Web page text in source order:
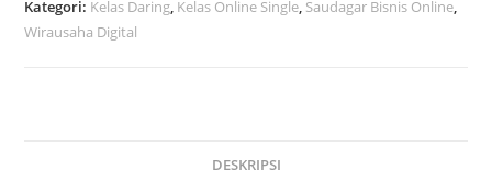
WEBSITE
Lisensi
Kategori: Kelas Daring Kelas Online Single Saudagar Bisnis Online
Wirausaha Digital
DESKRIPSI